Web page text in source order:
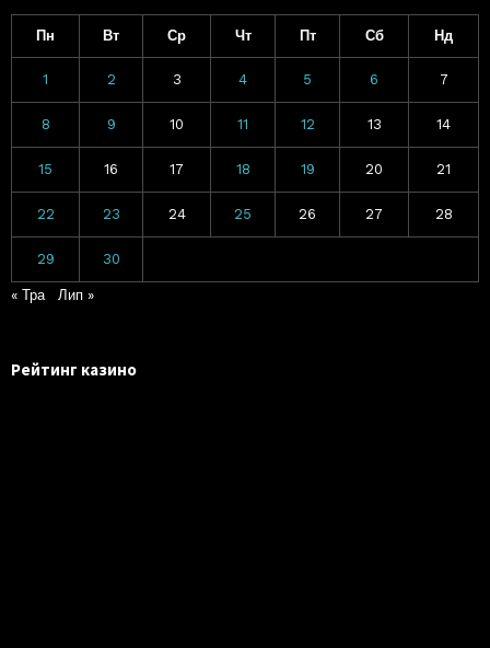
Пн Вт Ср Чт Пт Сб Нд
1 2 3 4 5 6 7
8 9 10 11 12 13 14
15 16 17 18 19 20 21
22 23 24 25 26 27 28
29 30
« Тра Лип »
Рейтинг казино